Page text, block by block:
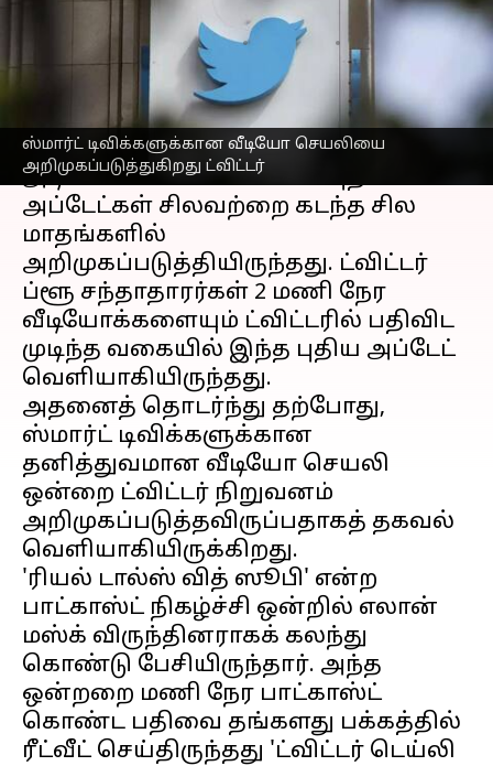
ஸ்மார்ட் டிவிக்களுக்கான வீடியோ செயலியை
அறிமுகப்படுத்துகிறது ட்விட்டர்
Prasanna Venkatesh Jun 19, 2023 11:18 am
செய்தி முன்னோட்டம்
ட்விட்டர்நிறுவனமானது, வீடியோவை
அடிப்படையாகக் கொண்ட புதிய
அப்டேட்கள் சிலவற்றை கடந்த சில
மாதங்களில்
அறிமுகப்படுத்தியிருந்தது. ட்விட்டர்
ப்ளூ சந்தாதாரர்கள் 2 மணி நேர
வீடியோக்களையும் ட்விட்டரில் பதிவிட
முடிந்த வகையில் இந்த புதிய அப்டேட்
வெளியாகியிருந்தது.
அதனைத் தொடர்ந்து தற்போது,
ஸ்மார்ட் டிவிக்களுக்கான
தனித்துவமான வீடியோ செயலி
ஒன்றை ட்விட்டர் நிறுவனம்
அறிமுகப்படுத்தவிருப்பதாகத் தகவல்
வெளியாகியிருக்கிறது.
'ரியல் டால்ஸ் வித் ஸூபி' என்ற
பாட்காஸ்ட் நிகழ்ச்சி ஒன்றில் எலான்
மஸ்க் விருந்தினராகக் கலந்து
கொண்டு பேசியிருந்தார். அந்த
ஒன்றறை மணி நேர பாட்காஸ்ட்
கொண்ட பதிவை தங்களது பக்கத்தில்
ரீட்வீட் செய்திருந்தது 'ட்விட்டர் டெய்லி